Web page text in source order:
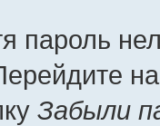
пароль
Забыли